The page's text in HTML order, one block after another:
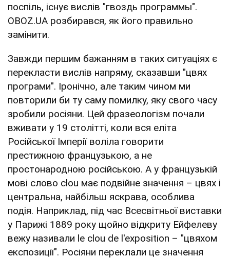
поспіль, існує вислів "гвоздь программы".
OBOZ.UA розбирався, як його правильно
замінити.
Завжди першим бажанням в таких ситуаціях є
перекласти вислів напряму, сказавши "цвях
програми". Іронічно, але таким чином ми
повторили би ту саму помилку, яку свого часу
зробили росіяни. Цей фразеологізм почали
вживати у 19 столітті, коли вся еліта
Російської Імперії воліла говорити
престижною французькою, а не
простонародною російською. А у французькій
мові слово clou має подвійне значення – цвях і
центральна, найбільш яскрава, особлива
подія. Наприклад, під час Всесвітньої виставки
у Парижі 1889 року щойно відкриту Ейфелеву
вежу називали le clou de l'exposition – "цвяхом
експозиції". Росіяни переклали це значення